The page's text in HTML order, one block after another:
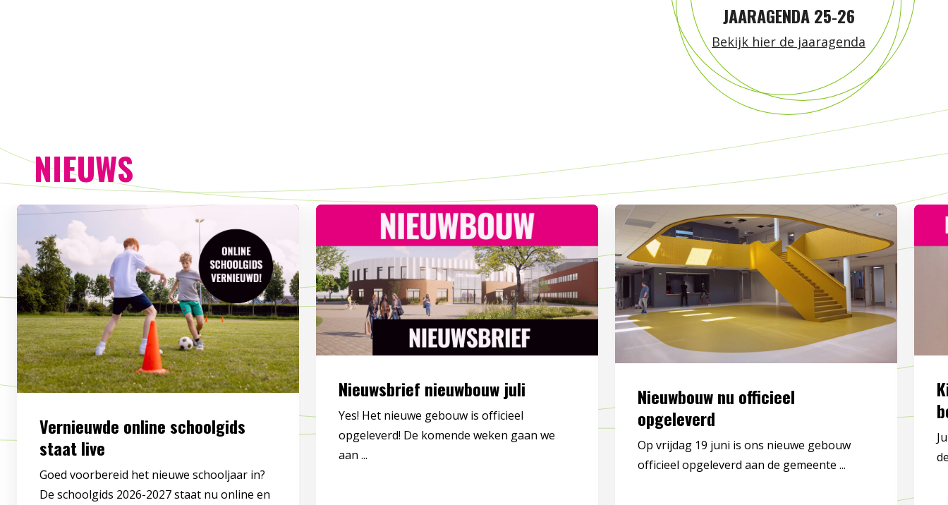
JAARAGENDA 25‑26
Bekijk hier de jaaragenda
NIEUWS
Vernieuwde online schoolgids
staat live
Goed voorbereid het nieuwe schooljaar in?
De schoolgids 2026-2027 staat nu online en
Nieuwsbrief nieuwbouw juli
Yes! Het nieuwe gebouw is officieel
opgeleverd! De komende weken gaan we
aan ...
Nieuwbouw nu officieel
opgeleverd
Op vrijdag 19 juni is ons nieuwe gebouw
officieel opgeleverd aan de gemeente ...